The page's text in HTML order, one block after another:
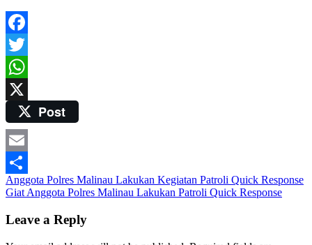
Facebook
Twitter
WhatsApp
Post
Email
Share
Post
navigation
Anggota Polres Malinau Lakukan Kegiatan Patroli Quick Response
Giat Anggota Polres Malinau Lakukan Patroli Quick Response
Leave a Reply